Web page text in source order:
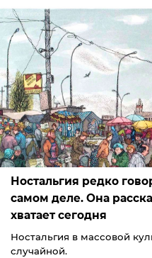
Ностальгия редко
самом деле. Она
хватает сегодня
Ностальгия в массовой
случайной.